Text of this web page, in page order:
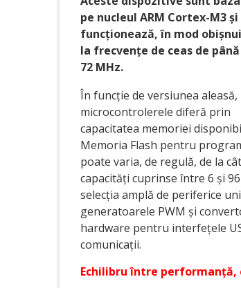
pe nucleul ARM Cortex-M3 și
funcționează, în mod
la frecvențe de ceas de
72 MHz.
În funcție de versiunea aleasă,
microcontrolerele diferă prin
capacitatea memoriei
Memoria Flash pentru
poate varia, de regulă, de la
capacități cuprinse între 6 și
selecția amplă de periferice
generatoarele PWM și
hardware pentru interfețele
comunicații.
Echilibru între